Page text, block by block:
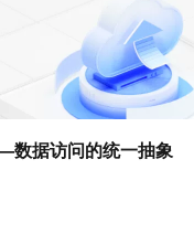
据访问的统一抽象